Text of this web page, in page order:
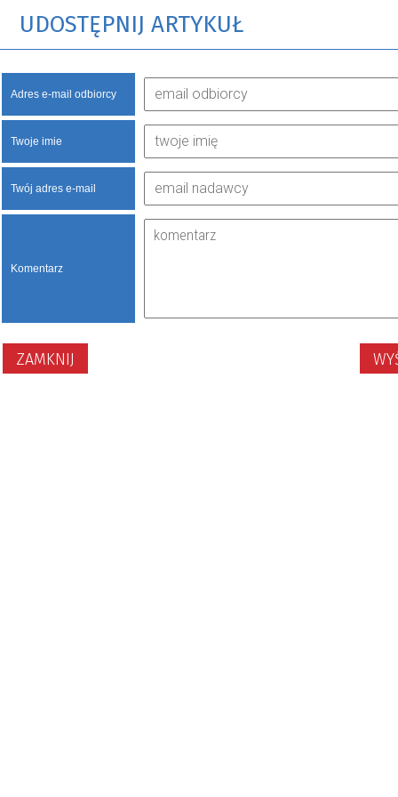
UDOSTĘPNIJ ARTYKUŁ
Adres e-mail odbiorcy
Twoje imie
Twój adres e-mail
Komentarz